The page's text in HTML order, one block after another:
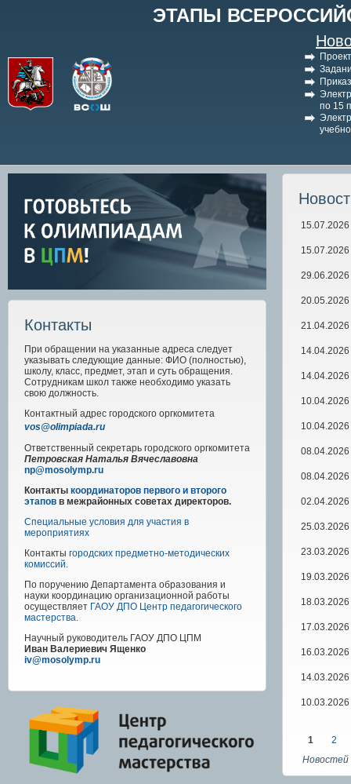
ЭТАПЫ
по 15
Контакты
При обращении на указанные адреса следует
указывать следующие данные: ФИО (полностью),
школу, класс, предмет, этап и суть обращения.
Сотрудникам школ также необходимо указать
свою должность.
Контактный адрес городского оргкомитета
vos@olimpiada.ru
Ответственный секретарь городского оргкомитета
Петровская Наталья Вячеславовна
np@mosolymp.ru
Контакты координаторов первого и второго
этапов в межрайонных советах директоров.
Специальные условия для участия в
мероприятиях
Контакты городских предметно-методических
комиссий.
По поручению Департамента образования и
науки координацию организационной работы
осуществляет ГАОУ ДПО Центр педагогического
мастерства.
Научный руководитель ГАОУ ДПО ЦПМ
Иван Валериевич Ященко
iv@mosolymp.ru
15.07.2026
15.07.2026
29.06.2026
20.05.2026
21.04.2026
14.04.2026
14.04.2026
10.04.2026
10.04.2026
08.04.2026
08.04.2026
02.04.2026
25.03.2026
23.03.2026
19.03.2026
18.03.2026
17.03.2026
16.03.2026
14.03.2026
10.03.2026
1
2
Новостей